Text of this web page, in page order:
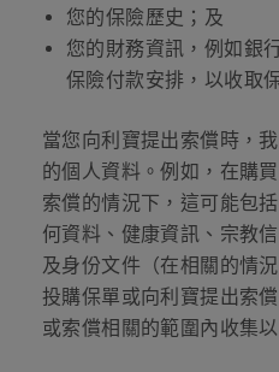
您的保險歷史；及
您的財務資訊，例如銀
保險付款安排，以收取
當您向利寶提出索償時，
的個人資料。例如，在購
索償的情況下，這可能包
何資料、健康資訊、宗教
及身份文件（在相關的情
投購保單或向利寶提出索
或索償相關的範圍內收集以